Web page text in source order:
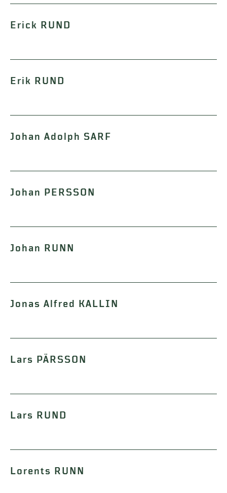
Erick RUND
Erik RUND
Johan Adolph SARF
Johan PERSSON
Johan RUNN
Jonas Alfred KALLIN
Lars PÄRSSON
Lars RUND
Lorents RUNN